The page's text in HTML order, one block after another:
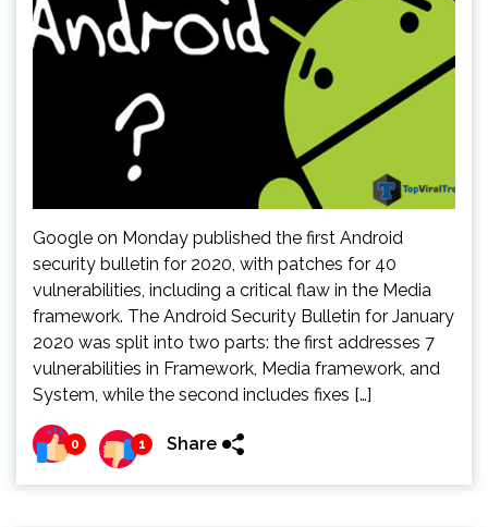
Google on Monday published the first Android
security bulletin for 2020, with patches for 40
vulnerabilities, including a critical flaw in the Media
framework. The Android Security Bulletin for January
2020 was split into two parts: the first addresses 7
vulnerabilities in Framework, Media framework, and
System, while the second includes fixes […]
0 1 Share